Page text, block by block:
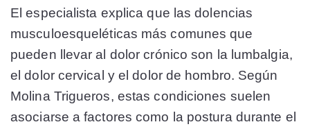
El especialista explica que las dolencias
musculoesqueléticas más comunes que
pueden llevar al dolor crónico son la lumbalgia,
el dolor cervical y el dolor de hombro. Según
Molina Trigueros, estas condiciones suelen
asociarse a factores como la postura durante el